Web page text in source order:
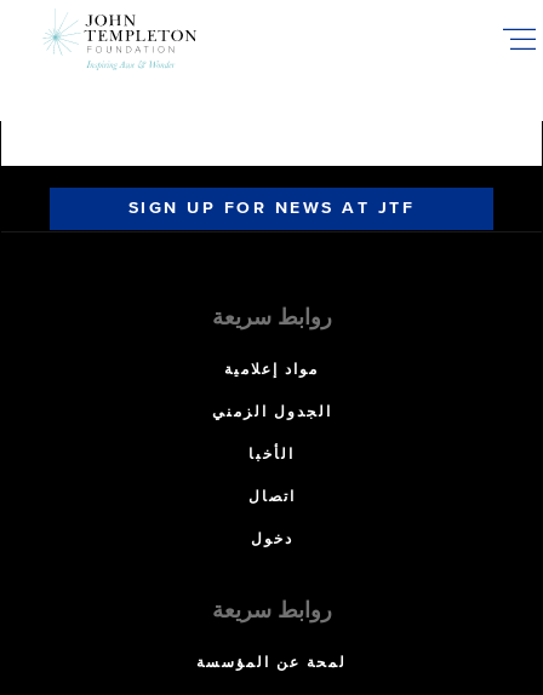
SIGN UP FOR NEWS AT JTF
روابط سريعة
مواد إعلامية
الجدول الزمني
الأخبا
اتصال
دخول
روابط سريعة
لمحة عن المؤسسة